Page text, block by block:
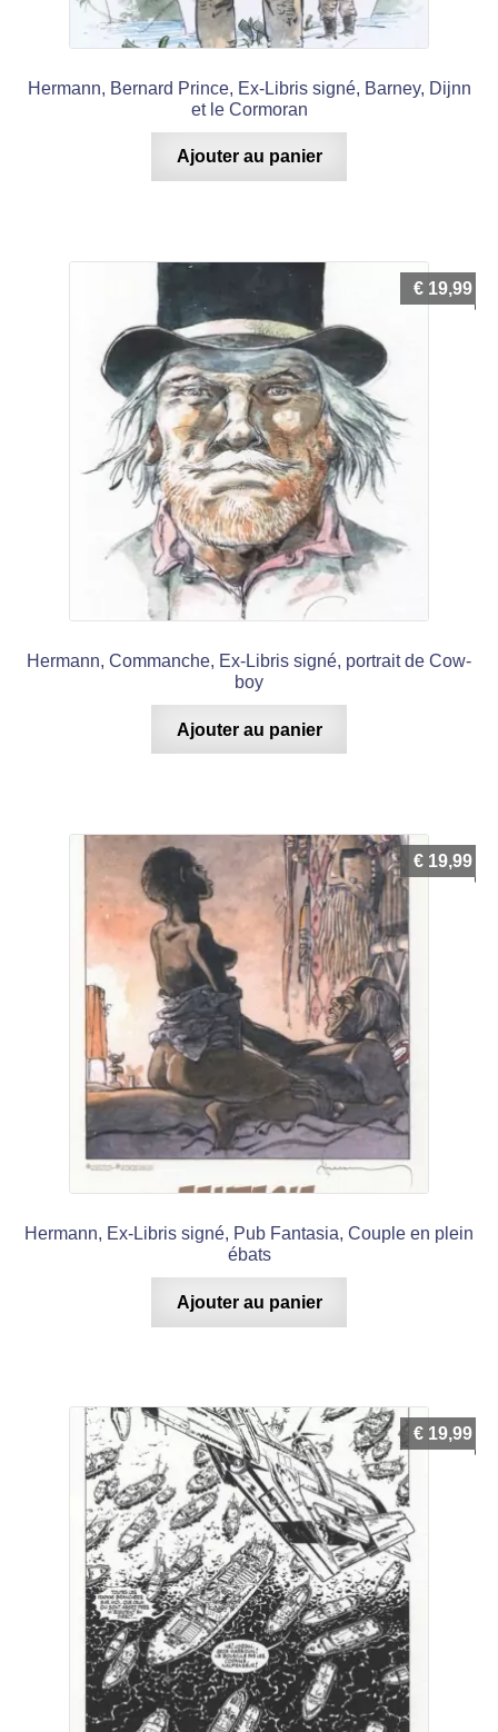
Hermann, Bernard Prince, Ex-Libris signé, Barney, Dijnn
et le Cormoran
Ajouter au panier
Hermann, Commanche, Ex-Libris signé, portrait de Cow-
boy
€ 19,99
Ajouter au panier
Hermann, Ex-Libris signé, Pub Fantasia, Couple en plein
ébats
€ 19,99
Ajouter au panier
€ 19,99